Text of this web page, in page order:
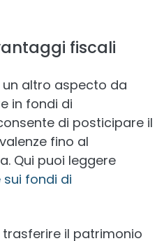
fiscali
altro aspecto da
in fondi di
di posticipare il
fino al
Qui puoi leggere
fondi di
il patrimonio